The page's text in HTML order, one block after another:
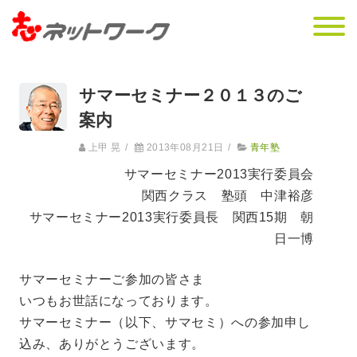
サマーセミナー２０１３のご
案内
上甲 晃 / 2013年08月21日 / 青年塾
サマーセミナー2013実行委員会
関西クラス 塾頭 中津裕彦
サマーセミナー2013実行委員長 関西15期 朝
日一博
サマーセミナーご参加の皆さま
いつもお世話になっております。
サマーセミナー（以下、サマセミ）への参加申し
込み、ありがとうございます。